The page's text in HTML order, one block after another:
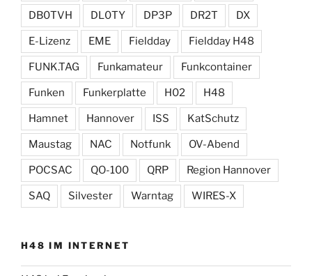
DB0TVH DL0TY DP3P DR2T DX
E-Lizenz EME Fieldday Fieldday H48
FUNK.TAG Funkamateur Funkcontainer
Funken Funkerplatte H02 H48
Hamnet Hannover ISS KatSchutz
Maustag NAC Notfunk OV-Abend
POCSAC QO-100 QRP Region Hannover
SAQ Silvester Warntag WIRES-X
H48 IM INTERNET